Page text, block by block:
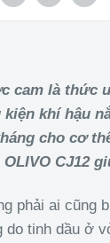
cam là thức
kiện khí hậu
cho cơ
OLIVO CJ12
phải ai cũng
do tinh dầu ở